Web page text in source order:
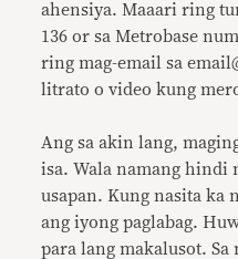
ahensiya. Maaari ring
136 or sa Metrobase
ring mag-email sa
litrato o video kung
Ang sa akin lang,
isa. Wala namang hindi
usapan. Kung nasita ka
ang iyong paglabag.
para lang makalusot.